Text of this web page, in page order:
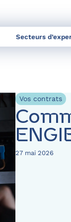
Secteurs
Vos contrats
27 mai 2026